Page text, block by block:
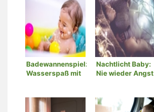
Badewannenspielzeug:
Wasserspaß mit
Nachtlicht Baby:
Nie wieder Angst